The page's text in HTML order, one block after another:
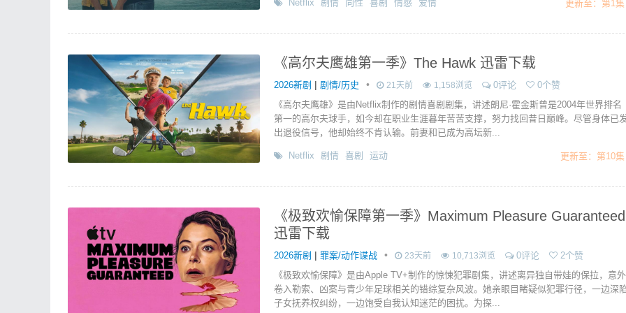
Netflix 剧情 同性 喜剧 情感 爱情 更新至：第1集
《高尔夫鹰雄第一季》The Hawk 迅雷下载
2026新剧 | 剧情/历史 • 21天前 1,158浏览 0评论
0个赞
《高尔夫鹰雄》是由Netflix制作的剧情喜剧剧集，讲述朗尼·霍金斯曾是2004年世界排名
第一的高尔夫球手，如今却在职业生涯暮年苦苦支撑，努力找回昔日巅峰。尽管身体已
出退役信号，他却始终不肯认输。前妻和已成为高坛新...
Netflix 剧情 喜剧 运动 更新至：第10集
《极致欢愉保障第一季》Maximum Pleasure Guaranteed
迅雷下载
2026新剧 | 罪案/动作谍战 • 23天前 10,713浏览 0评论
2个赞
《极致欢愉保障》是由Apple TV+制作的惊悚犯罪剧集，讲述离异独自带娃的保拉，意外
卷入勒索、凶案与青少年足球相关的错综复杂风波。她亲眼目睹疑似犯罪行径，一边深
子女抚养权纠纷，一边饱受自我认知迷茫的困扰。为探...